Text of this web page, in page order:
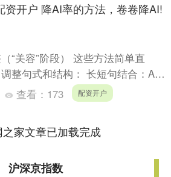
资开户 降AI率的方法，卷卷降AI!
“美容”阶段） 这些方法简单直
整句式和结构： 长短句结合：AI
结构完美的句子。故意将一些长句
查看： 173 配资开户
家文章已加载完成
沪深京指数